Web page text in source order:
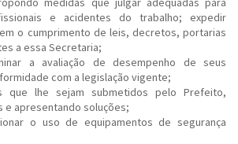
e acidentes do trabalho; expedir
o cumprimento de leis, decretos, portarias
a essa Secretaria;
a avaliação de desempenho de seus
com a legislação vigente;
que lhe sejam submetidos pelo Prefeito,
e apresentando soluções;
o uso de equipamentos de segurança